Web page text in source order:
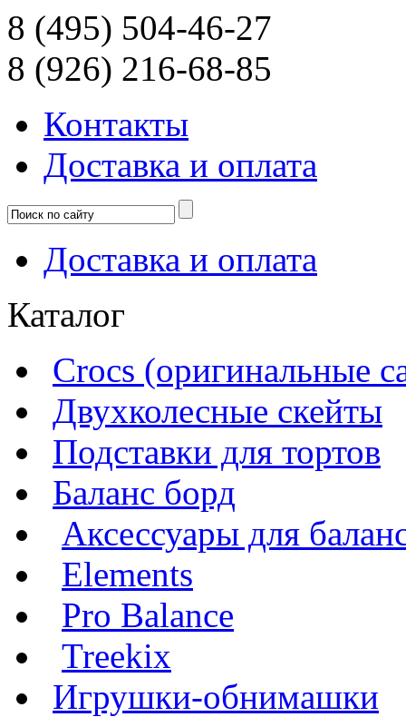
8 (495) 504-46-27
8 (926) 216-68-85
Контакты
Доcтавка и оплата
Доcтавка и оплата
Каталог
Crocs (оригинальные
Двухколесные скейты
Подставки для тортов
Баланс борд
Аксессуары для
Elements
Pro Balance
Treekix
Игрушки-обнимашки